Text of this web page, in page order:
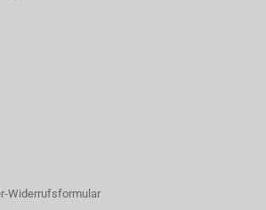
Widerrufsformular